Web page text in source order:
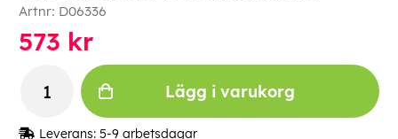
Artnr: D06336
573 kr
Lägg i varukorg
Leverans: 5-9 arbetsdagar